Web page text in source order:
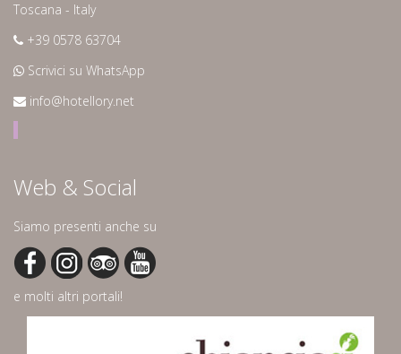
Toscana - Italy
+39 0578 63704
Scrivici su WhatsApp
info@hotellory.net
Web & Social
Siamo presenti anche su
e molti altri portali!